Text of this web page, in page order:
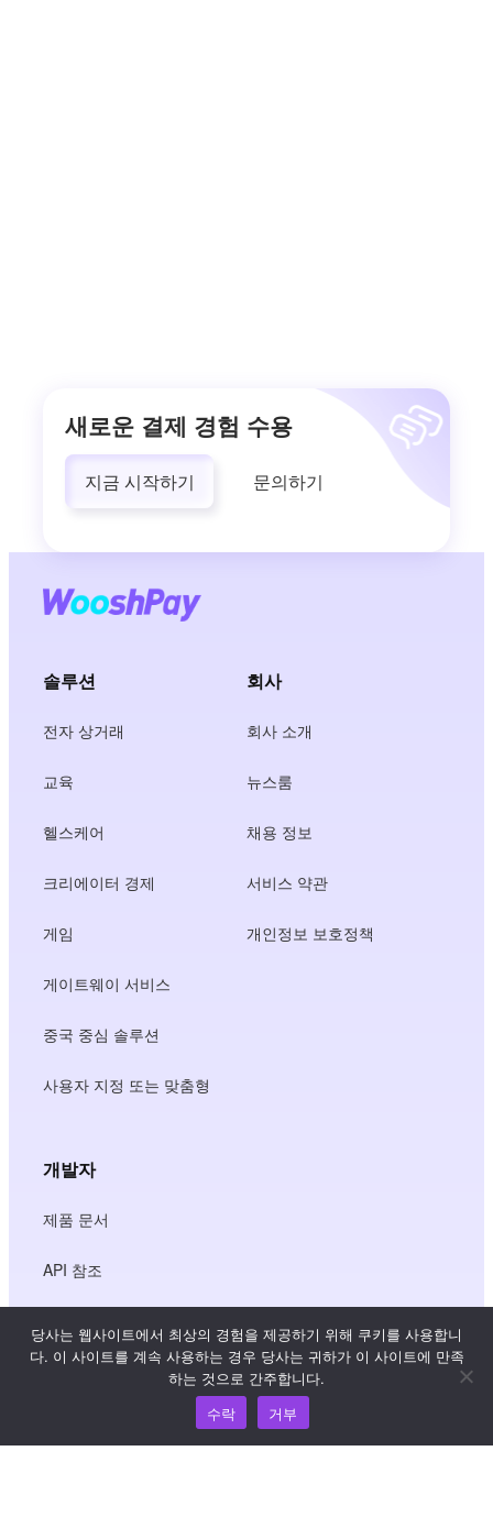
새로운 결제 경험 수용
지금 시작하기 문의하기
솔루션
전자 상거래
교육
헬스케어
크리에이터 경제
게임
게이트웨이 서비스
중국 중심 솔루션
사용자 지정 또는 맞춤형
회사
회사 소개
뉴스룸
채용 정보
서비스 약관
개인정보 보호정책
개발자
제품 문서
API 참조
당사는 웹사이트에서 최상의 경험을 제공하기 위해 쿠키를 사용합니
다. 이 사이트를 계속 사용하는 경우 당사는 귀하가 이 사이트에 만족
하는 것으로 간주합니다.
수락
거부